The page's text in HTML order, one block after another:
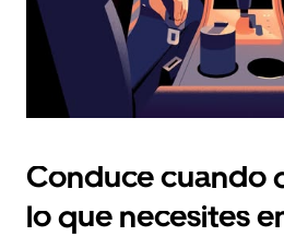
Conduce cuando
lo que necesites